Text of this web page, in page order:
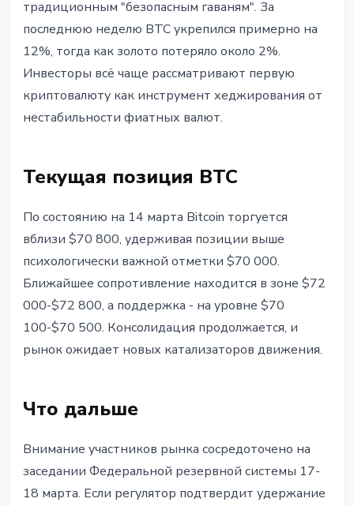
традиционным "безопасным гаваням". За
последнюю неделю BTC укрепился примерно на
12%, тогда как золото потеряло около 2%.
Инвесторы всё чаще рассматривают первую
криптовалюту как инструмент хеджирования от
нестабильности фиатных валют.
Текущая позиция BTC
По состоянию на 14 марта Bitcoin торгуется
вблизи $70 800, удерживая позиции выше
психологически важной отметки $70 000.
Ближайшее сопротивление находится в зоне $72
000-$72 800, а поддержка - на уровне $70
100-$70 500. Консолидация продолжается, и
рынок ожидает новых катализаторов движения.
Что дальше
Внимание участников рынка сосредоточено на
заседании Федеральной резервной системы 17-
18 марта. Если регулятор подтвердит удержание